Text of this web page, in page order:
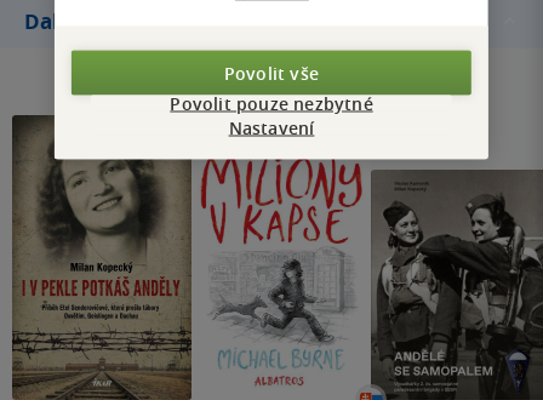
Další knihy autora
Povolit vše
Povolit pouze nezbytné
Nastavení